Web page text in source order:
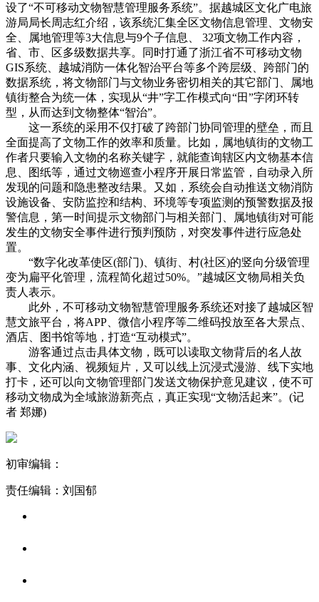
设了“不可移动文物智慧管理服务系统”。据越城区文化广电旅
游局局长周志红介绍，该系统汇集全区文物信息管理、文物安
全、属地管理等3大信息与9个子信息、 32项文物工作内容，
省、市、区多级数据共享。同时打通了浙江省不可移动文物
GIS系统、越城消防一体化智治平台等多个跨层级、跨部门的
数据系统，将文物部门与文物业务密切相关的其它部门、属地
镇街整合为统一体，实现从“井”字工作模式向“田”字闭环转
型，从而达到文物整体“智治”。
这一系统的采用不仅打破了跨部门协同管理的壁垒，而且
全面提高了文物工作的效率和质量。比如，属地镇街的文物工
作者只要输入文物的名称关键字，就能查询辖区内文物基本信
息、图纸等，通过文物巡查小程序开展日常监管，自动录入所
发现的问题和隐患整改结果。又如，系统会自动推送文物消防
设施设备、安防监控和结构、环境等专项监测的预警数据及报
警信息，第一时间提示文物部门与相关部门、属地镇街对可能
发生的文物安全事件进行预判预防，对突发事件进行应急处
置。
“数字化改革使区(部门)、镇街、村(社区)的竖向分级管理
变为扁平化管理，流程简化超过50%。”越城区文物局相关负
责人表示。
此外，不可移动文物智慧管理服务系统还对接了越城区智
慧文旅平台，将APP、微信小程序等二维码投放至各大景点、
酒店、图书馆等地，打造“互动模式”。
游客通过点击具体文物，既可以读取文物背后的名人故
事、文化内涵、视频短片，又可以线上沉浸式漫游、线下实地
打卡，还可以向文物管理部门发送文物保护意见建议，使不可
移动文物成为全域旅游新亮点，真正实现“文物活起来”。(记
者 郑娜)
初审编辑：
责任编辑：刘国郁